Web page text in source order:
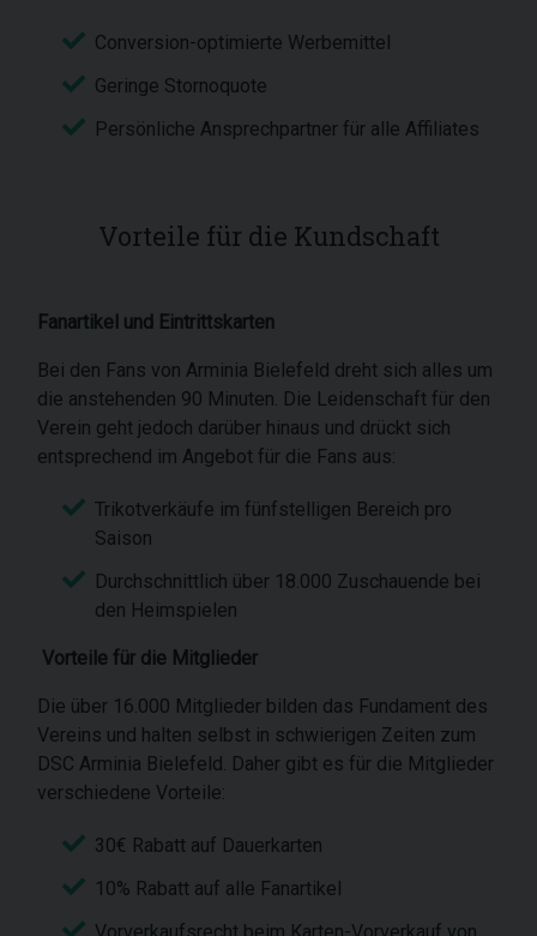
Conversion-optimierte Werbemittel
Geringe Stornoquote
Persönliche Ansprechpartner für alle Affiliates
Vorteile für die Kundschaft
Fanartikel und Eintrittskarten
Bei den Fans von Arminia Bielefeld dreht sich alles um
die anstehenden 90 Minuten. Die Leidenschaft für den
Verein geht jedoch darüber hinaus und drückt sich
entsprechend im Angebot für die Fans aus:
Trikotverkäufe im fünfstelligen Bereich pro
Saison
Durchschnittlich über 18.000 Zuschauende bei
den Heimspielen
Vorteile für die Mitglieder
Die über 16.000 Mitglieder bilden das Fundament des
Vereins und halten selbst in schwierigen Zeiten zum
DSC Arminia Bielefeld. Daher gibt es für die Mitglieder
verschiedene Vorteile:
30€ Rabatt auf Dauerkarten
10% Rabatt auf alle Fanartikel